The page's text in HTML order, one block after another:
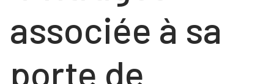
NOS PORTES « HABITAT »
NOS PORTES « TERTIAIRE »
associée à sa
porte de